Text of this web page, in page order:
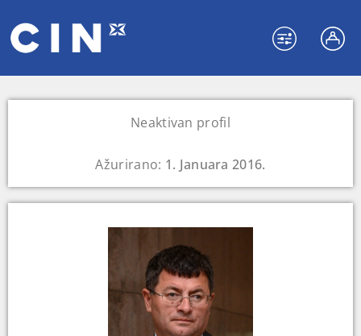
Neaktivan profil
Ažurirano: 1. Januara 2016.